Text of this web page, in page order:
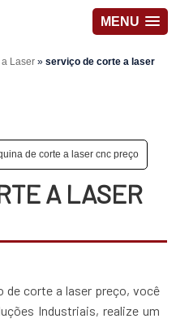
MENU
a Laser»serviço de corte a laser
de corte a laser cnc preço
A LASER
de corte a laser preço, você
Industriais, realize um